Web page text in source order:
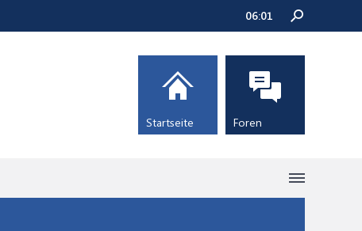
06:01
Startseite Foren